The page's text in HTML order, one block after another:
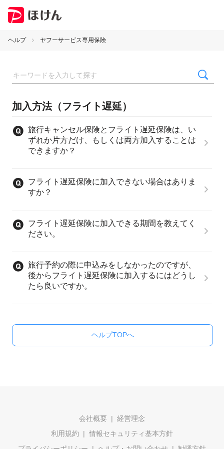
ヘルプ ヤフーサービス専用保険
加入方法（フライト遅延）
旅行キャンセル保険とフライト遅延保険は、い
ずれか片方だけ、もしくは両方加入することは
できますか？
フライト遅延保険に加入できない場合はありま
すか？
フライト遅延保険に加入できる期間を教えてく
ださい。
旅行予約の際に申込みをしなかったのですが、
後からフライト遅延保険に加入するにはどうし
たら良いですか。
ヘルプTOPへ
会社概要
経営理念
利用規約
情報セキュリティ基本方針